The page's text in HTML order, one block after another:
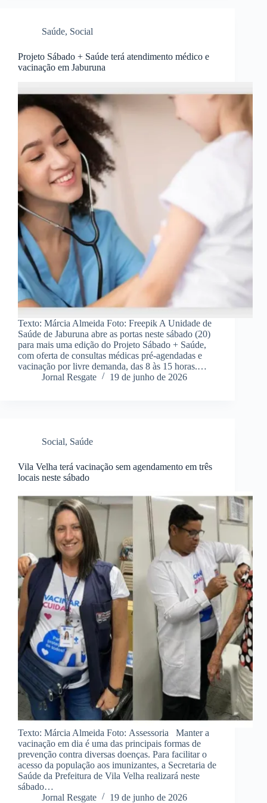
Saúde, Social
Projeto Sábado + Saúde terá atendimento médico e
vacinação em Jaburuna
Texto: Márcia Almeida Foto: Freepik A Unidade de
Saúde de Jaburuna abre as portas neste sábado (20)
para mais uma edição do Projeto Sábado + Saúde,
com oferta de consultas médicas pré-agendadas e
vacinação por livre demanda, das 8 às 15 horas.…
Jornal Resgate
19 de junho de 2026
Social, Saúde
Vila Velha terá vacinação sem agendamento em três
locais neste sábado
Texto: Márcia Almeida Foto: Assessoria Manter a
vacinação em dia é uma das principais formas de
prevenção contra diversas doenças. Para facilitar o
acesso da população aos imunizantes, a Secretaria de
Saúde da Prefeitura de Vila Velha realizará neste
sábado…
Jornal Resgate
19 de junho de 2026